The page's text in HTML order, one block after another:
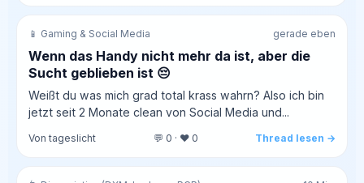
📱 Gaming & Social Media gerade eben
Wenn das Handy nicht mehr da ist, aber die
Sucht geblieben ist 😔
Weißt du was mich grad total krass wahrn? Also ich bin
jetzt seit 2 Monate clean von Social Media und...
Von tageslicht 💬 0 · ❤️ 0 Thread lesen →